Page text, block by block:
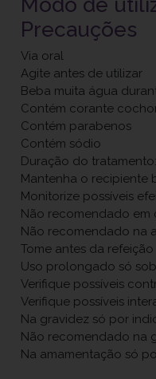
Precauções
Via oral
Agite antes de utilizar
Beba muita água
Contém corante
Contém parabenos
Contém sódio
Duração do
Mantenha o recipiente
Monitorize possíveis
Não recomendado em
Não recomendado na
Tome antes da refeição
Uso prolongado só
Verifique possíveis
Verifique possíveis
Na gravidez só por
Não recomendado na
Na amamentação só